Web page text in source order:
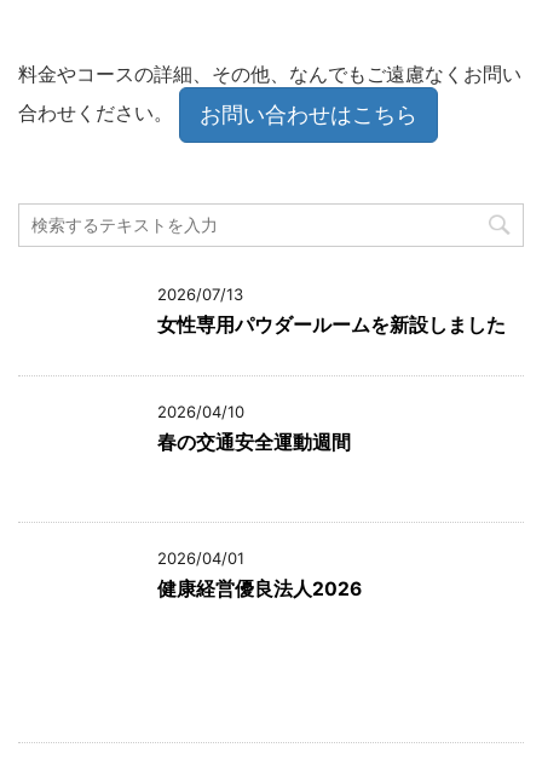
料金やコースの詳細、その他、なんでもご遠慮なくお問い
合わせください。
お問い合わせはこちら
2026/07/13
女性専用パウダールームを新設しました
2026/04/10
春の交通安全運動週間
2026/04/01
健康経営優良法人2026